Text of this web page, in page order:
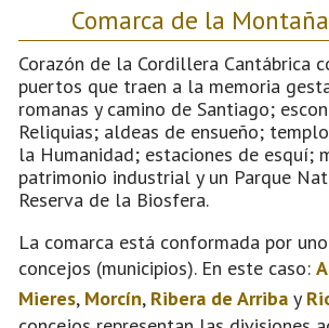
Comarca de la
Corazón de la Cordillera Cantábrica
puertos que traen a la memoria
romanas y camino de Santiago;
Reliquias; aldeas de ensueño;
la Humanidad; estaciones de esquí;
patrimonio industrial y un Parque
Reserva de la Biosfera.
La comarca está conformada por
concejos (municipios). En este caso:
Mieres, Morcín, Ribera de Arriba y